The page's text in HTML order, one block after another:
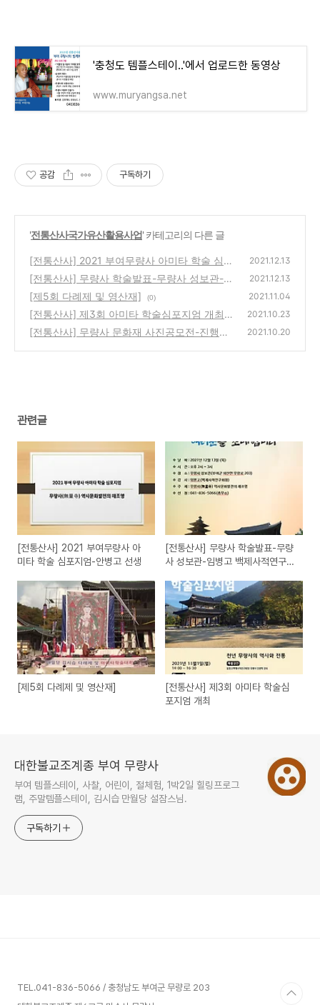
'충청도 템플스테이..'에서 업로드한 동영상
www.muryangsa.net
공감 구독하기
'전통산사국가유산활용사업' 카테고리의 다른 글
[전통산사] 2021 부여무량사 아미타 학술 심포
지엄-안병고 선생
(0)
2021.12.13
[전통산사] 무량사 학술발표-무량사 성보관-임
병고 백제사적연구회장
(0)
2021.12.13
[제5회 다례제 및 영산재] (0) 2021.11.04
[전통산사] 제3회 아미타 학술심포지엄 개최
(0)
2021.10.23
[전통산사] 무량사 문화재 사진공모전-진행중 2021.10.20
관련글
[전통산사] 2021 부여무량사 아
미타 학술 심포지엄-안병고 선생
[전통산사] 무량사 학술발표-무량
사 성보관-임병고 백제사적연구회
[제5회 다례제 및 영산재]
[전통산사] 제3회 아미타 학술심
포지엄 개최
대한불교조계종 부여 무량사
부여 템플스테이, 사찰, 어린이, 절체험, 1박2일 힐링프로그
램, 주말템플스테이, 김시습 만월당 설잠스님.
구독하기
TEL.041-836-5066 / 충청남도 부여군 무량로 203